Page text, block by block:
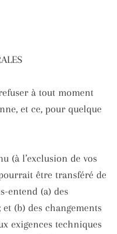
à tout moment
et ce, pour quelque
(à l’exclusion de vos
être transféré de
entend (a) des
(b) des changements
exigences techniques